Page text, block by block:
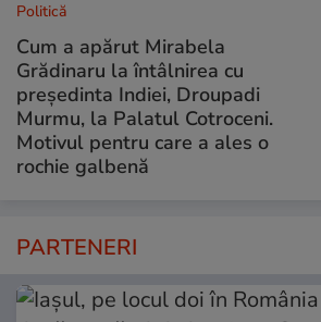
Politică
Cum a apărut Mirabela
Grădinaru la întâlnirea cu
președinta Indiei, Droupadi
Murmu, la Palatul Cotroceni.
Motivul pentru care a ales o
rochie galbenă
PARTENERI